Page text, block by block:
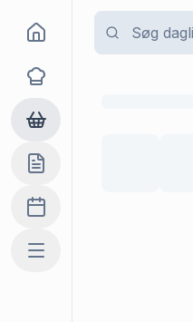
Goma
Opskrifter
Dagligvarer
Indkøbslisten
Madplan
Mere